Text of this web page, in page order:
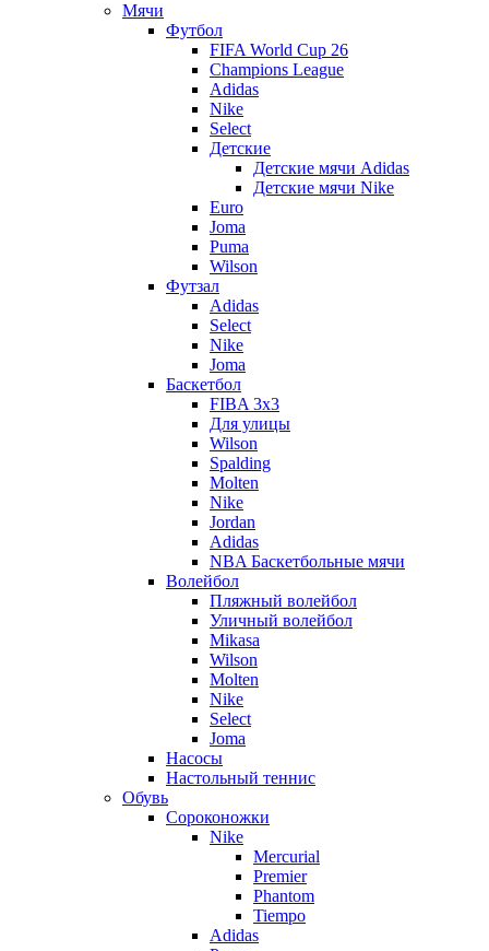
Мячи
Футбол
FIFA World Cup 26
Champions League
Adidas
Nike
Select
Детские
Детские мячи Adidas
Детские мячи Nike
Euro
Joma
Puma
Wilson
Футзал
Adidas
Select
Nike
Joma
Баскетбол
FIBA 3x3
Для улицы
Wilson
Spalding
Molten
Nike
Jordan
Adidas
NBA Баскетбольные мячи
Волейбол
Пляжный волейбол
Уличный волейбол
Mikasa
Wilson
Molten
Nike
Select
Joma
Насосы
Настольный теннис
Обувь
Сороконожки
Nike
Mercurial
Premier
Phantom
Tiempo
Adidas